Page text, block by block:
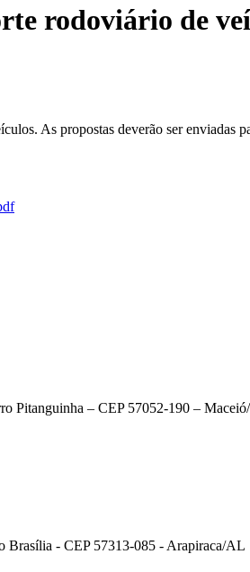
rodoviário de
As propostas deverão ser enviadas
Pitanguinha – CEP 57052-190 –
Brasília - CEP 57313-085 - Arapiraca/AL